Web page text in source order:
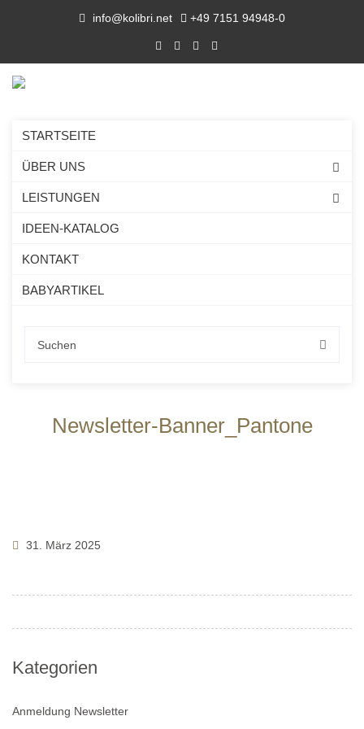
info@kolibri.net +49 7151 94948-0
STARTSEITE
ÜBER UNS
LEISTUNGEN
IDEEN-KATALOG
KONTAKT
BABYARTIKEL
Newsletter-Banner_Pantone
31. März 2025
Kategorien
Anmeldung Newsletter